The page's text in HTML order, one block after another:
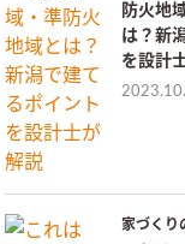
防火地
は？新
を設計
家づくり